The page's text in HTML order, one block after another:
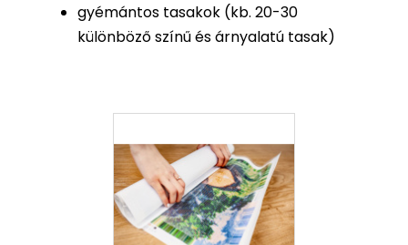
gyémántos tasakok (kb. 20-30
különböző színű és árnyalatú tasak)